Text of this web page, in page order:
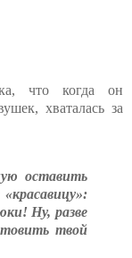
что когда он
хваталась за
оставить
Ну, разве
твой